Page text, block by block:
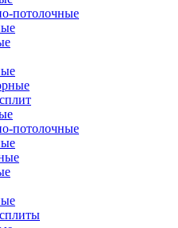
потолочные
потолочные